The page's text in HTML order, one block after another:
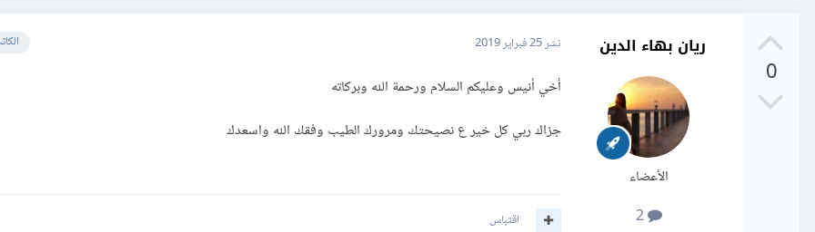
0
ريان بهاء الدين
الأعضاء
2
نشر25 فبراير 2019
أخي أنيس وعليكم السلام ورحمة الله وبركاته
جزاك ربي كل خير ع نصيحتك ومرورك الطيب وفقك الله واسعدك
اقتباس